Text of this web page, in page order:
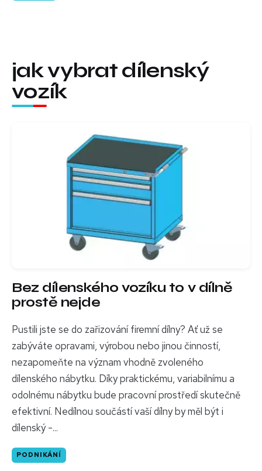
jak vybrat dílenský
vozík
Bez dílenského vozíku to v dílně
prostě nejde
Pustili jste se do zařizování firemní dílny? Ať už se
zabýváte opravami, výrobou nebo jinou činností,
nezapomeňte na význam vhodně zvoleného
dílenského nábytku. Díky praktickému, variabilnímu a
odolnému nábytku bude pracovní prostředí skutečně
efektivní. Nedílnou součástí vaší dílny by měl být i
dílenský -...
PODNIKÁNÍ